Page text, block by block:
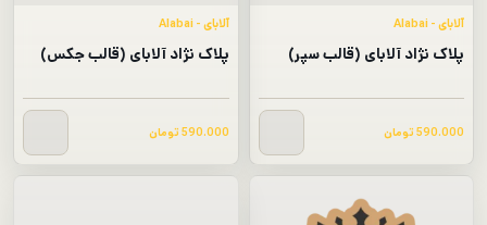
آلابای - Alabai
پلاک نژاد آلابای (قالب سپر)
590.000تومان
آلابای - Alabai
پلاک نژاد آلابای (قالب جکس)
590.000تومان